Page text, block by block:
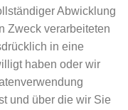
Abwicklung
Zweck verarbeiteten
in eine
haben oder wir
und über die wir Sie